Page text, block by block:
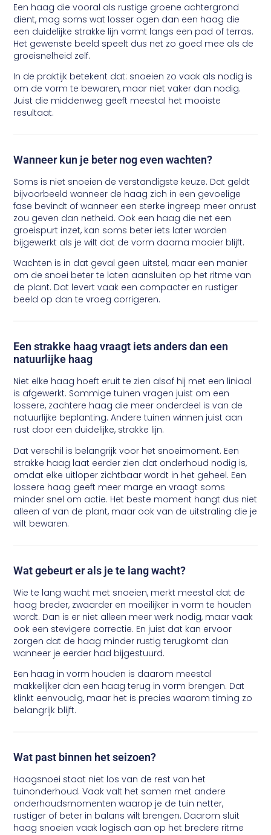
Een haag die vooral als rustige groene achtergrond
dient, mag soms wat losser ogen dan een haag die
een duidelijke strakke lijn vormt langs een pad of terras.
Het gewenste beeld speelt dus net zo goed mee als de
groeisnelheid zelf.
In de praktijk betekent dat: snoeien zo vaak als nodig is
om de vorm te bewaren, maar niet vaker dan nodig.
Juist die middenweg geeft meestal het mooiste
resultaat.
Wanneer kun je beter nog even wachten?
Soms is niet snoeien de verstandigste keuze. Dat geldt
bijvoorbeeld wanneer de haag zich in een gevoelige
fase bevindt of wanneer een sterke ingreep meer onrust
zou geven dan netheid. Ook een haag die net een
groeispurt inzet, kan soms beter iets later worden
bijgewerkt als je wilt dat de vorm daarna mooier blijft.
Wachten is in dat geval geen uitstel, maar een manier
om de snoei beter te laten aansluiten op het ritme van
de plant. Dat levert vaak een compacter en rustiger
beeld op dan te vroeg corrigeren.
Een strakke haag vraagt iets anders dan een
natuurlijke haag
Niet elke haag hoeft eruit te zien alsof hij met een liniaal
is afgewerkt. Sommige tuinen vragen juist om een
lossere, zachtere haag die meer onderdeel is van de
natuurlijke beplanting. Andere tuinen winnen juist aan
rust door een duidelijke, strakke lijn.
Dat verschil is belangrijk voor het snoeimoment. Een
strakke haag laat eerder zien dat onderhoud nodig is,
omdat elke uitloper zichtbaar wordt in het geheel. Een
lossere haag geeft meer marge en vraagt soms
minder snel om actie. Het beste moment hangt dus niet
alleen af van de plant, maar ook van de uitstraling die je
wilt bewaren.
Wat gebeurt er als je te lang wacht?
Wie te lang wacht met snoeien, merkt meestal dat de
haag breder, zwaarder en moeilijker in vorm te houden
wordt. Dan is er niet alleen meer werk nodig, maar vaak
ook een stevigere correctie. En juist dat kan ervoor
zorgen dat de haag minder rustig terugkomt dan
wanneer je eerder had bijgestuurd.
Een haag in vorm houden is daarom meestal
makkelijker dan een haag terug in vorm brengen. Dat
klinkt eenvoudig, maar het is precies waarom timing zo
belangrijk blijft.
Wat past binnen het seizoen?
Haagsnoei staat niet los van de rest van het
tuinonderhoud. Vaak valt het samen met andere
onderhoudsmomenten waarop je de tuin netter,
rustiger of beter in balans wilt brengen. Daarom sluit
haag snoeien vaak logisch aan op het bredere ritme